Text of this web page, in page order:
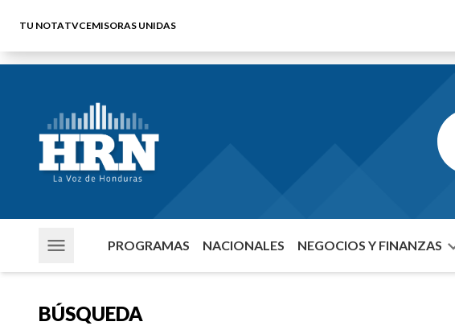
TU NOTATVCEMISORAS UNIDAS
PROGRAMAS NACIONALES NEGOCIOS Y FINANZAS
BÚSQUEDA